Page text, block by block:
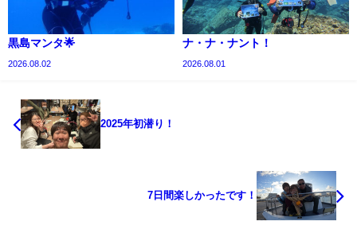
黒島マンタ🌟
2026.08.02
ナ・ナ・ナント！
2026.08.01
2025年初潜り！
7日間楽しかったです！